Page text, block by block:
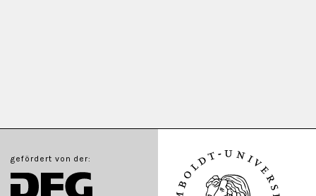
gefördert von der: